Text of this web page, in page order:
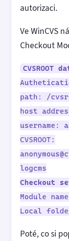
autorizaci.
Ve WinCVS
Checkout
CVSROOT
path: /
host
username:
CVSROOT:
logcms
Checkout
Module
Local
Poté, co si